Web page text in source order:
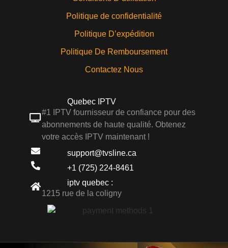
Politique de confidentialité
Politique D’expédition
Politique De Remboursement
Contactez Nous
Quebec IPTV
#1 IPTV fournisseur de confiance pour des
abonnements de haute qualité. Obtenez
votre accès IPTV maintenant !
support@tvsline.ca
+1 (725) 224-8461
iptv quebec :
1215 rue de la coligny